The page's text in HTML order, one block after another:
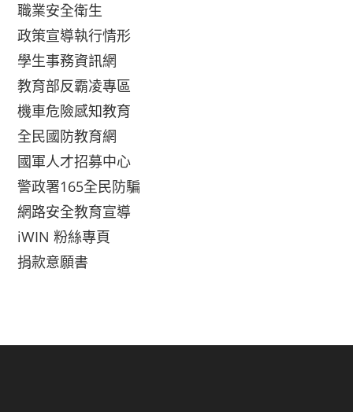
職業安全衛生
政策宣導執行情形
學生事務資訊網
教育部反霸凌專區
機車危險感知教育
全民國防教育網
國軍人才招募中心
警政署165全民防騙
網路安全教育宣導
iWIN 粉絲專頁
捐款意願書